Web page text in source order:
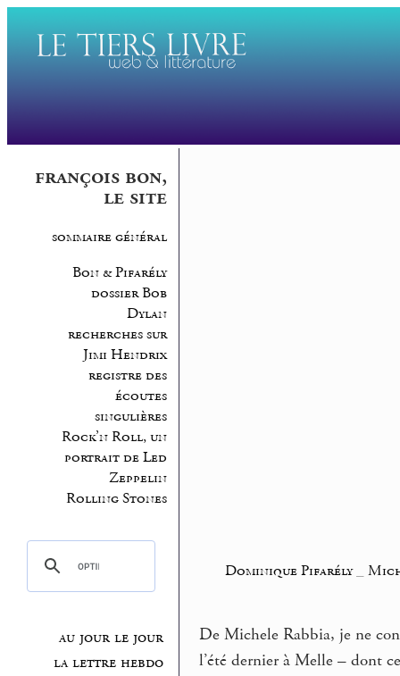
françois bon,
le site
sommaire général
Bon & Pifarély
dossier Bob
Dylan
recherches sur
Jimi Hendrix
registre des
écoutes
singulières
Rock’n Roll, un
portrait de Led
Zeppelin
Rolling Stones
au jour le jour
la lettre hebdo
Dominique Pifarély_
De Michele Rabbia, je ne
l’été dernier à Melle – dont